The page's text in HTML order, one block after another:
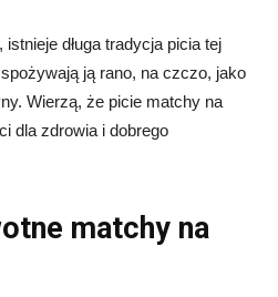
długa tradycja picia tej
ją rano, na czczo, jako
Wierzą, że picie matchy na
dla zdrowia i dobrego
matchy na